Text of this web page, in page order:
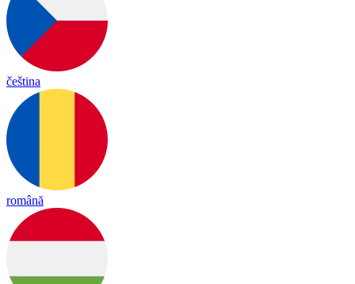
čeština
română